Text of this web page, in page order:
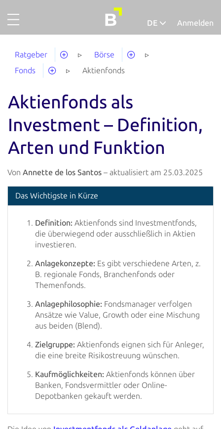
Über uns
So funktionierts
Unternehmensaccount
Ausfallquote
DE Anmelden
Ratgeber
Börse
Fonds
Aktienfonds
Aktienfonds als
Investment – Definition,
Arten und Funktion
Von Annette de los Santos – aktualisiert am 25.03.2025
Das Wichtigste in Kürze
Definition: Aktienfonds sind Investmentfonds,
die überwiegend oder ausschließlich in Aktien
investieren.
Anlagekonzepte: Es gibt verschiedene Arten, z.
B. regionale Fonds, Branchenfonds oder
Themenfonds.
Anlagephilosophie: Fondsmanager verfolgen
Ansätze wie Value, Growth oder eine Mischung
aus beiden (Blend).
Zielgruppe: Aktienfonds eignen sich für Anleger,
die eine breite Risikostreuung wünschen.
Kaufmöglichkeiten: Aktienfonds können über
Banken, Fondsvermittler oder Online-
Depotbanken gekauft werden.